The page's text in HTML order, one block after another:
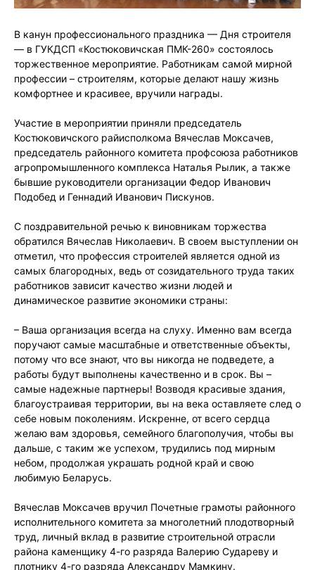
В канун профессионального праздника — Дня строителя
— в ГУКДСП «Костюковичская ПМК-260» состоялось
торжественное мероприятие. Работникам самой мирной
профессии – строителям, которые делают нашу жизнь
комфортнее и красивее, вручили награды.
Участие в мероприятии приняли председатель
Костюковичского райисполкома Вячеслав Моксачев,
председатель районного комитета профсоюза работников
агропромышленного комплекса Наталья Рылик, а также
бывшие руководители организации Федор Иванович
Подобед и Геннадий Иванович Пискунов.
С поздравительной речью к виновникам торжества
обратился Вячеслав Николаевич. В своем выступлении он
отметил, что профессия строителей является одной из
самых благородных, ведь от созидательного труда таких
работников зависит качество жизни людей и
динамическое развитие экономики страны:
– Ваша организация всегда на слуху. Именно вам всегда
поручают самые масштабные и ответственные объекты,
потому что все знают, что вы никогда не подведете, а
работы будут выполнены качественно и в срок. Вы –
самые надежные партнеры! Возводя красивые здания,
благоустраивая территории, вы на века оставляете след о
себе новым поколениям. Искренне, от всего сердца
желаю вам здоровья, семейного благополучия, чтобы вы
дальше, с таким же успехом, трудились под мирным
небом, продолжая украшать родной край и свою
любимую Беларусь.
Вячеслав Моксачев вручил Почетные грамоты районного
исполнительного комитета за многолетний плодотворный
труд, личный вклад в развитие строительной отрасли
района каменщику 4-го разряда Валерию Судареву и
плотнику 4-го разряда Александру Мамкину.